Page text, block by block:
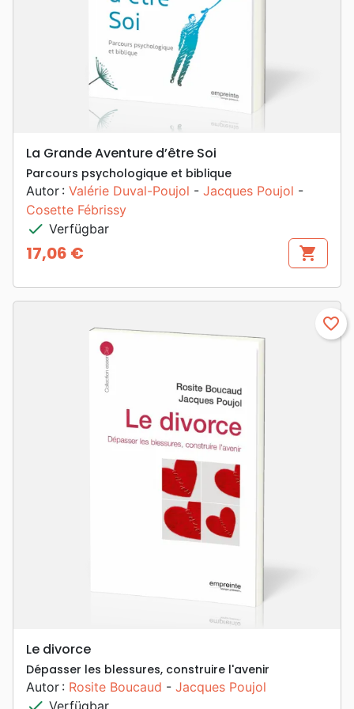
La Grande Aventure d’être Soi
Parcours psychologique et biblique
Autor : Valérie Duval-Poujol - Jacques Poujol -
Cosette Fébrissy
check Verfügbar
Preis
17,06 € shopping_cart
favorite_border
Le divorce
Dépasser les blessures, construire l'avenir
Autor : Rosite Boucaud - Jacques Poujol
Verfügbar